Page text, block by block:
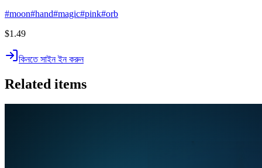
#moon#hand#magic#pink#orb
$1.49
কিনতে সাইন ইন করুন
Related items